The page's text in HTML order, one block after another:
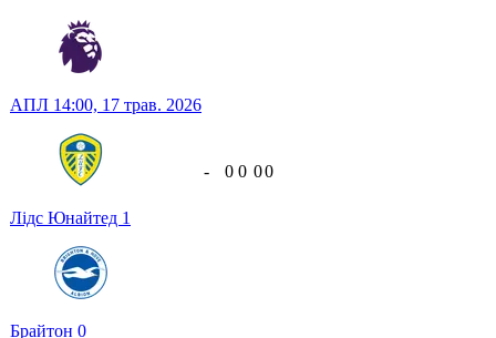
АПЛ 14:00, 17 трав. 2026
Лідс Юнайтед 1
Брайтон 0
- 0 0 00